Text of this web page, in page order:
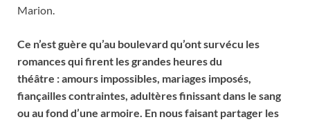
Marion.
Ce n’est guère qu’au boulevard qu’ont survécu les
romances qui firent les grandes heures du
théâtre : amours impossibles, mariages imposés,
fiançailles contraintes, adultères finissantdans le sang
ou au fond d’une armoire. En nous faisant partager les